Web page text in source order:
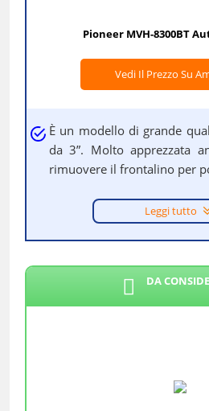
Pioneer MVH-8300BT
Vedi Il Prezzo Su
È un modello di grande
da 3”. Molto apprezzata
rimuovere il frontalino per
Leggi tutto
DA